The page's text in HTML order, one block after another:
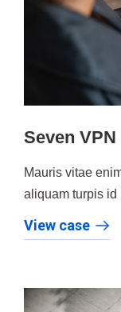
Seven VPN
Mauris vitae
aliquam turpis id
View case